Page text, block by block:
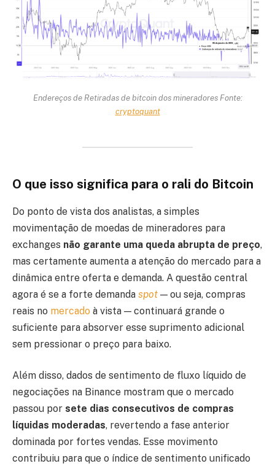
Endereços de Retiradas de bitcoin dos mineradores Fonte:
cryptoquant
O que isso significa para o rali do Bitcoin
Do ponto de vista dos analistas, a simples
movimentação de moedas de mineradores para
exchanges não garante uma queda abrupta de preço,
mas certamente aumenta a atenção do mercado para a
dinâmica entre oferta e demanda. A questão central
agora é se a forte demanda spot — ou seja, compras
reais no mercado à vista — continuará grande o
suficiente para absorver esse suprimento adicional
sem pressionar o preço para baixo.
Além disso, dados de sentimento de fluxo líquido de
negociações na Binance mostram que o mercado
passou por sete dias consecutivos de compras
líquidas moderadas, revertendo a fase anterior
dominada por fortes vendas. Esse movimento
contribuiu para que o índice de sentimento unificado